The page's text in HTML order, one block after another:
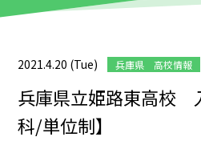
2021.4.20 (Tue) 兵庫県 高校情報
兵庫県立姫路東高校
科/単位制】